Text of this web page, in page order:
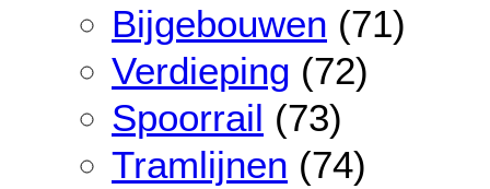
Bijgebouwen (71)
Verdieping (72)
Spoorrail (73)
Tramlijnen (74)